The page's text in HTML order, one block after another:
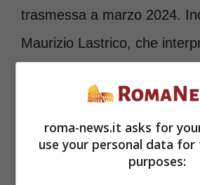
trasmessa a marzo 2024.
Maurizio Lastrico, che
indiscrezione sulla
stagione,attraverso le
sul suo profilo Instagram
roma-news.it asks for
use your personal data
purposes: